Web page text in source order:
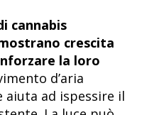
cannabis
crescita
la loro
d’aria
ad ispessire il